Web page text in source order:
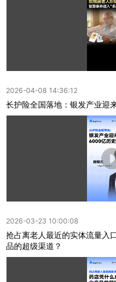
2026-04-08 14:36:12
长护险全国落地：银发产业迎
2026-03-23 10:00:08
抢占离老人最近的实体流量入
品的超级渠道？